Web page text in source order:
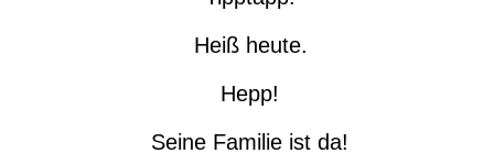
Heiß heute.
Hepp!
Seine Familie ist da!